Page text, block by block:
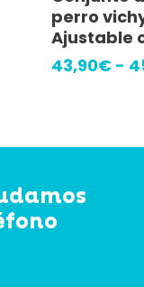
producto
tiene
múltiples
opciones
pueden
elegir
perro
Ajustable
43,90€ -